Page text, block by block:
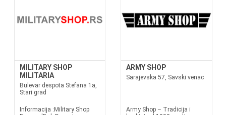
MILITARY SHOP
MILITARIA
Bulevar despota Stefana 1a,
Stari grad
Informacija :Military Shop
ARMY SHOP
Sarajevska 57, Savski venac
Army Shop – Tradicija i